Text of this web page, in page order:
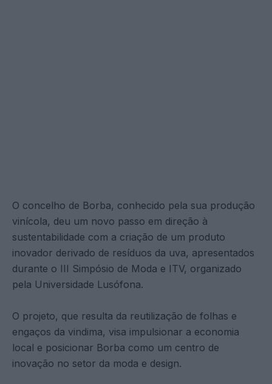
O concelho de Borba, conhecido pela sua produção
vinícola, deu um novo passo em direção à
sustentabilidade com a criação de um produto
inovador derivado de resíduos da uva, apresentados
durante o III Simpósio de Moda e ITV, organizado
pela Universidade Lusófona.
O projeto, que resulta da reutilização de folhas e
engaços da vindima, visa impulsionar a economia
local e posicionar Borba como um centro de
inovação no setor da moda e design.